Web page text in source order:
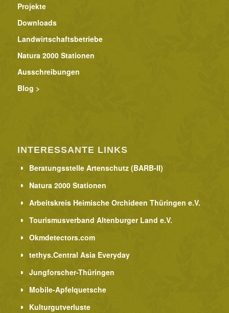
Projekte
Downloads
Landwirtschaftsbetriebe
Natura 2000 Stationen
Ausschreibungen
Blog >
INTERESSANTE LINKS
Beratungsstelle Artenschutz (BARB-II)
Natura 2000 Stationen
Arbeitskreis Heimische Orchideen Thüringen e.V.
Tourismusverband Altenburger Land e.V.
Okmdetectors.com
tethys.Central Asia Everyday
Jungforscher-Thüringen
Mobile-Apfelquetsche
Kulturgutverluste